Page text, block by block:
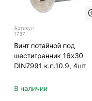
Артикул
1787
Винт потайной под
шестигранник 16х30
DIN7991 к.п.10.9, 4шт
В наличии